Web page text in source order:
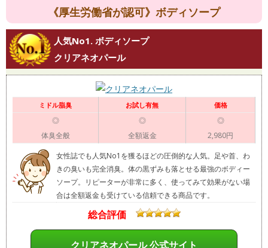
《厚生労働省が認可》ボディソープ
人気No1. ボディソープ
クリアネオパール
ミドル脂臭 お試し有無 価格
◎
体臭全般
◎
全額返金
◎
2,980円
女性誌でも人気No1を獲るほどの圧倒的な人気。足や首、わ
きの臭いも完全消臭。体の黒ずみも落とせる最強のボディー
ソープ。リピーターが非常に多く、使ってみて効果がない場
合は全額返金も受けている信頼できる商品です。
総合評価
クリアネオパール 公式サイト